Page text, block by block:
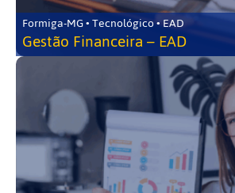
Formiga-MG • Tecnológico • EAD
Gestão Financeira – EAD